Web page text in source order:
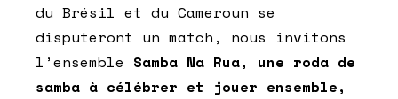
du Brésil et du Cameroun se
disputeront un match, nous invitons
l’ensemble Samba Na Rua, une roda de
samba à célébrer et jouer ensemble,